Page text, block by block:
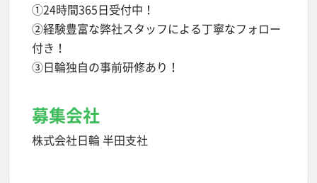
①24時間365日受付中！
②経験豊富な弊社スタッフによる丁寧なフォロー
付き！
③日輪独自の事前研修あり！
募集会社
株式会社日輪 半田支社